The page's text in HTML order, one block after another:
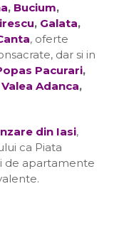
, Bucium,
, Galata,
, oferte
dar si in
Pacurari,
Valea Adanca,
din Iasi,
ca Piata
de apartamente